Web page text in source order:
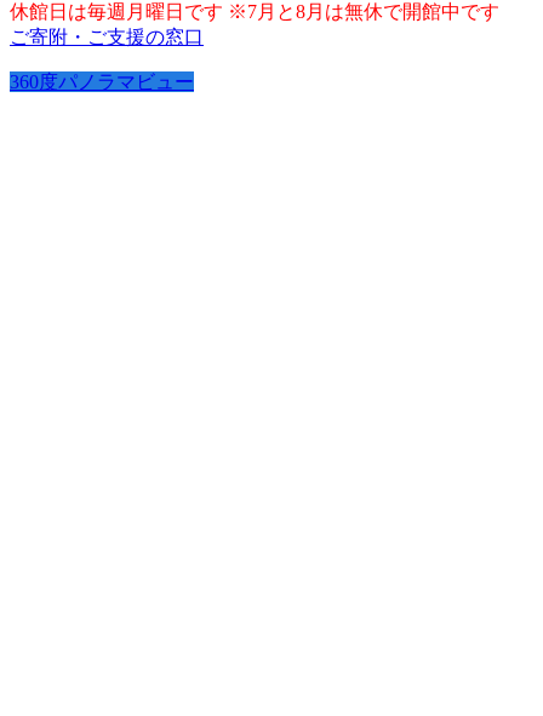
休館日は毎週月曜日です ※7月と8月は無休で開館中です
ご寄附・ご支援の窓口
360度パノラマビュー